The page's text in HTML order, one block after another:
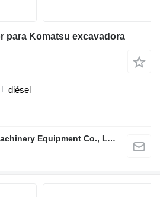
para Komatsu excavadora
diésel
Guangzhou Jianming Machinery Equipment Co., Ltd.